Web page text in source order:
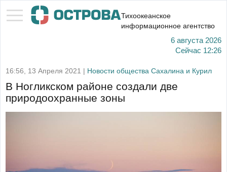
Тихоокеанское
информационное агентство
6 августа 2026
Сейчас 12:26
16:56, 13 Апреля 2021 | Новости общества Сахалина и Курил
В Ногликском районе создали две
природоохранные зоны